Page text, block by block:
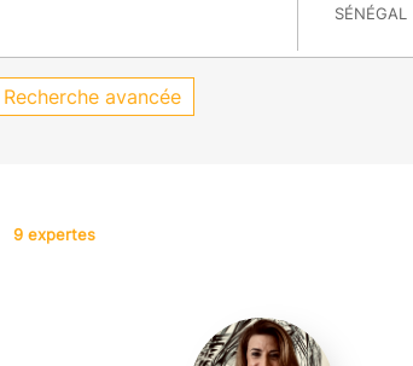
Recherche avancée
9 expertes
Mathilde
Héliès